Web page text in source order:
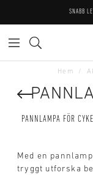
SNABB
Hem
PANNLAMPA FÖR
Med en
tryggt utforska